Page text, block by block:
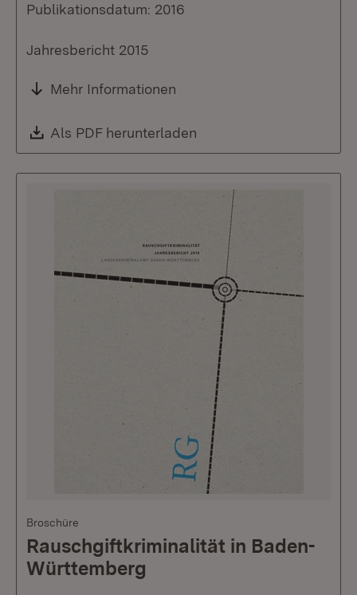
Publikationsdatum: 2016
Jahresbericht 2015
Mehr Informationen
Download:
Als PDF herunterladen
Broschüre
Rauschgiftkriminalität in Baden-
Württemberg